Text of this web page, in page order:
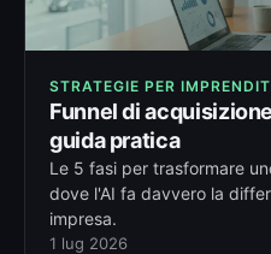
STRATEGIE PER
Funnel di
guida pratica
Le 5 fasi per trasformare
dove l'AI fa davvero la
impresa.
1 lug 2026